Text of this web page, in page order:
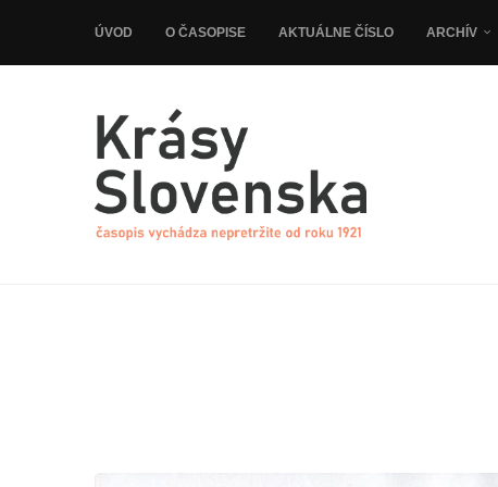
ÚVOD O ČASOPISE AKTUÁLNE ČÍSLO ARCHÍV